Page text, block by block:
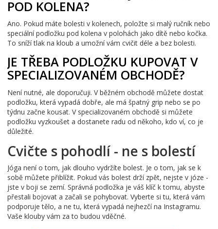
POD KOLENA?
Ano. Pokud máte bolesti v kolenech, položte si malý ručník nebo
speciální podložku pod kolena v polohách jako dítě nebo kočka.
To sníží tlak na kloub a umožní vám cvičit déle a bez bolesti.
JE TŘEBA PODLOŽKU KUPOVAT V
SPECIALIZOVANÉM OBCHODĚ?
Není nutné, ale doporučuji. V běžném obchodě můžete dostat
podložku, která vypadá dobře, ale má špatný grip nebo se po
týdnu začne kousat. V specializovaném obchodě si můžete
podložku vyzkoušet a dostanete radu od někoho, kdo ví, co je
důležité.
Cvičte s pohodlí - ne s bolestí
Jóga není o tom, jak dlouho vydržíte bolest. Je o tom, jak se k
sobě můžete přiblížit. Pokud vás bolest drží zpět, nejste v józe -
jste v boji se zemí. Správná podložka je váš klíč k tomu, abyste
přestali bojovat a začali se pohybovat. Vyberte si tu, která vám
podporuje tělo, a ne tu, která vypadá nejhezčí na Instagramu.
Vaše klouby vám za to budou vděčné.